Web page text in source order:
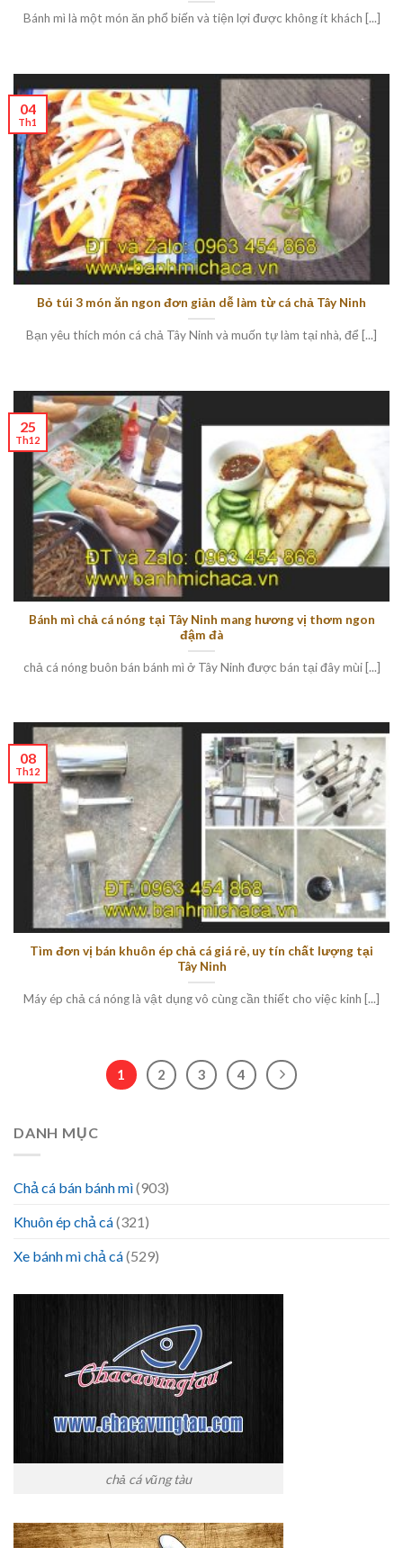
Bánh mì là một món ăn phổ biến và tiện lợi được không ít khách [...]
Bỏ túi 3 món ăn ngon đơn giản dễ làm từ cá chả Tây Ninh
Bạn yêu thích món cá chả Tây Ninh và muốn tự làm tại nhà, để [...]
04
Th1
Bánh mì chả cá nóng tại Tây Ninh mang hương vị thơm ngon
đậm đà
chả cá nóng buôn bán bánh mì ở Tây Ninh được bán tại đây mùi [...]
25
Th12
Tìm đơn vị bán khuôn ép chả cá giá rẻ, uy tín chất lượng tại
Tây Ninh
Máy ép chả cá nóng là vật dụng vô cùng cần thiết cho việc kinh [...]
08
Th12
1 2 3 4
DANH MỤC
Chả cá bán bánh mì(903)
Khuôn ép chả cá(321)
Xe bánh mì chả cá(529)
chả cá vũng tàu